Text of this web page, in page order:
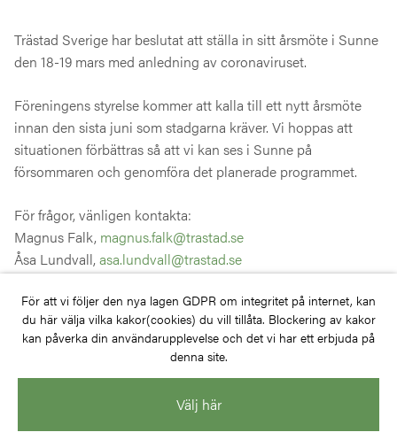
Trästad Sverige har beslutat att ställa in sitt årsmöte i Sunne
den 18-19 mars med anledning av coronaviruset.
Föreningens styrelse kommer att kalla till ett nytt årsmöte
innan den sista juni som stadgarna kräver. Vi hoppas att
situationen förbättras så att vi kan ses i Sunne på
försommaren och genomföra det planerade programmet.
För frågor, vänligen kontakta:
Magnus Falk, magnus.falk@trastad.se
Åsa Lundvall,asa.lundvall@trastad.se
Har du frågor eller vill du bli medlem?
För att vi följer den nya lagen GDPR om integritet på internet, kan
du här välja vilka kakor(cookies) du vill tillåta. Blockering av kakor
kan påverka din användarupplevelse och det vi har ett erbjuda på
denna site.
Välj här